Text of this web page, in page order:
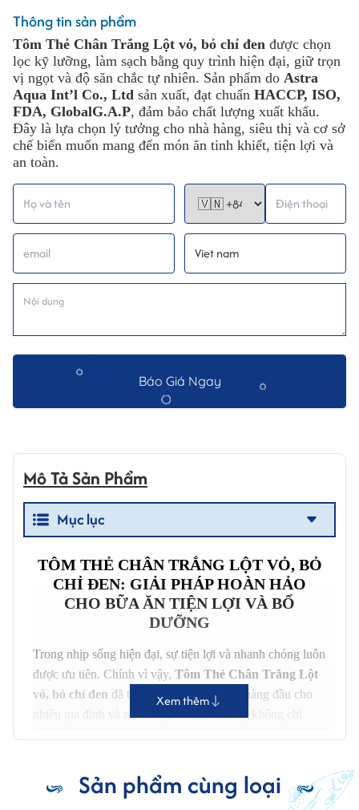
Thông tin sản phẩm
Tôm Thẻ Chân Trắng Lột vỏ, bỏ chỉ đen được chọn
lọc kỹ lưỡng, làm sạch bằng quy trình hiện đại, giữ trọn
vị ngọt và độ săn chắc tự nhiên. Sản phẩm do Astra
Aqua Int’l Co., Ltd sản xuất, đạt chuẩn HACCP, ISO,
FDA, GlobalG.A.P, đảm bảo chất lượng xuất khẩu.
Đây là lựa chọn lý tưởng cho nhà hàng, siêu thị và cơ sở
chế biến muốn mang đến món ăn tinh khiết, tiện lợi và
an toàn.
Báo Giá Ngay
Mô Tả Sản Phẩm
Mục lục
TÔM THẺ CHÂN TRẮNG LỘT VỎ, BỎ
CHỈ ĐEN: GIẢI PHÁP HOÀN HẢO
CHO BỮA ĂN TIỆN LỢI VÀ BỔ
DƯỠNG
Trong nhịp sống hiện đại, sự tiện lợi và nhanh chóng luôn
được ưu tiên. Chính vì vậy, Tôm Thẻ Chân Trắng Lột
vỏ, bỏ chỉ đen đã trở thành một lựa chọn hàng đầu cho
nhiều gia đình và nhà hàng. Sản phẩm này không chỉ
Xem thêm
Sản phẩm cùng loại